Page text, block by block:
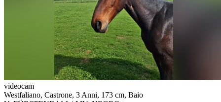
videocam
Westfaliano, Castrone, 3 Anni, 173 cm, Baio